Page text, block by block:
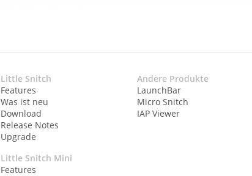
Little Snitch
Features
Was ist neu
Download
Release Notes
Upgrade
Little Snitch Mini
Features
Andere Produkte
LaunchBar
Micro Snitch
IAP Viewer